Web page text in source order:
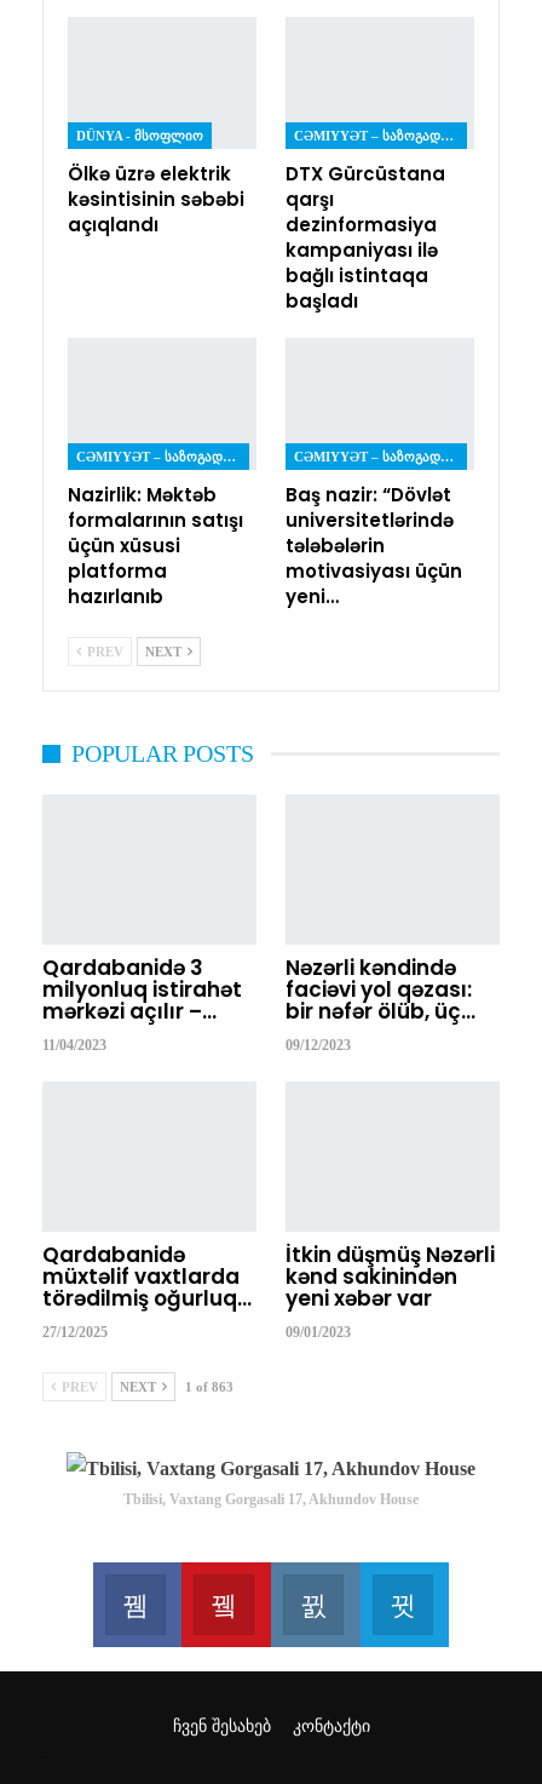
DÜNYA - ᲛᲡᲝᲤᲚᲘᲝ
Ölkə üzrə elektrik
kəsintisinin səbəbi
açıqlandı
CƏMIYYƏT – ᲡᲐᲖᲝᲒᲐᲓᲝᲔᲑᲐ
DTX Gürcüstana
qarşı
dezinformasiya
kampaniyası ilə
bağlı istintaqa
başladı
CƏMIYYƏT – ᲡᲐᲖᲝᲒᲐᲓᲝᲔᲑᲐ
Nazirlik: Məktəb
formalarının satışı
üçün xüsusi
platforma
hazırlanıb
CƏMIYYƏT – ᲡᲐᲖᲝᲒᲐᲓᲝᲔᲑᲐ
Baş nazir: “Dövlət
universitetlərində
tələbələrin
motivasiyası üçün
yeni…
PREV NEXT
POPULAR POSTS
Qardabanidə 3
milyonluq istirahət
mərkəzi açılır –…
11/04/2023
Nəzərli kəndində
faciəvi yol qəzası:
bir nəfər ölüb, üç…
09/12/2023
Qardabanidə
müxtəlif vaxtlarda
törədilmiş oğurluq…
27/12/2025
İtkin düşmüş Nəzərli
kənd sakinindən
yeni xəbər var
09/01/2023
PREV NEXT 1 of 863
Tbilisi, Vaxtang Gorgasali 17, Akhundov House
Facebook
Join us on Facebook
Youtube
Join us on Youtube
Instagram
Join us on Instagram
ᲩᲕᲔᲜ ᲨᲔᲡᲐᲮᲔᲑ ᲙᲝᲜᲢᲐᲥᲢᲘ